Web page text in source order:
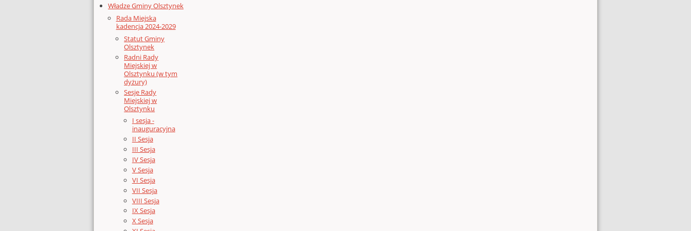
Władze Gminy Olsztynek
Rada Miejska
kadencja 2024-2029
Statut Gminy
Olsztynek
Radni Rady
Miejskiej w
Olsztynku (w tym
dyżury)
Sesje Rady
Miejskiej w
Olsztynku
I sesja -
inauguracyjna
II Sesja
III Sesja
IV Sesja
V Sesja
VI Sesja
VII Sesja
VIII Sesja
IX Sesja
X Sesja